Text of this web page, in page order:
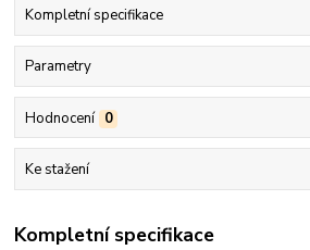
Kompletní specifikace
Parametry
Hodnocení 0
Ke stažení
Kompletní specifikace